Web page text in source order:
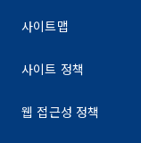
사이트맵
사이트 정책
웹 접근성 정책